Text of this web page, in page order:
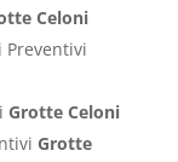
Celoni
Grotte Celoni
Grotte